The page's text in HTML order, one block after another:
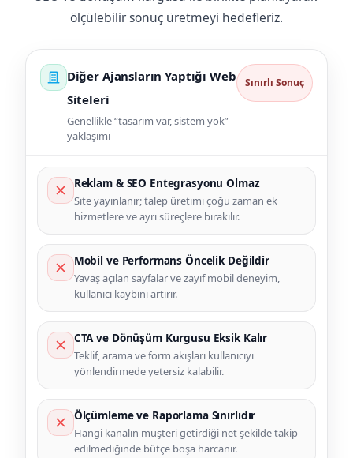
ölçülebilir sonuç üretmeyi hedefleriz.
Diğer Ajansların Yaptığı Web
Siteleri
Genellikle “tasarım var, sistem yok”
yaklaşımı
Sınırlı Sonuç
Reklam & SEO Entegrasyonu Olmaz
Site yayınlanır; talep üretimi çoğu zaman ek
hizmetlere ve ayrı süreçlere bırakılır.
Mobil ve Performans Öncelik Değildir
Yavaş açılan sayfalar ve zayıf mobil deneyim,
kullanıcı kaybını artırır.
CTA ve Dönüşüm Kurgusu Eksik Kalır
Teklif, arama ve form akışları kullanıcıyı
yönlendirmede yetersiz kalabilir.
Ölçümleme ve Raporlama Sınırlıdır
Hangi kanalın müşteri getirdiği net şekilde takip
edilmediğinde bütçe boşa harcanır.